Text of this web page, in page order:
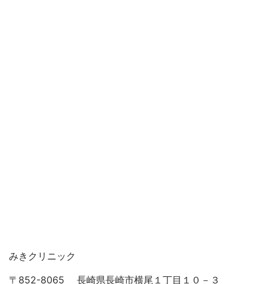
みきクリニック
〒852-8065 長崎県長崎市横尾１丁目１０－３